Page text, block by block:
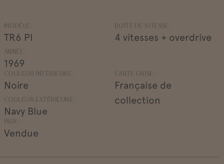
MODÈLE :
TR6 PI
ANNÉE :
1969
BOÎTE DE VITESSE :
4 vitesses + overdrive
COULEUR INTÉRIEURE :
Noire
COULEUR EXTÉRIEURE :
Navy Blue
CARTE GRISE :
Française de
collection
PRIX :
Vendue